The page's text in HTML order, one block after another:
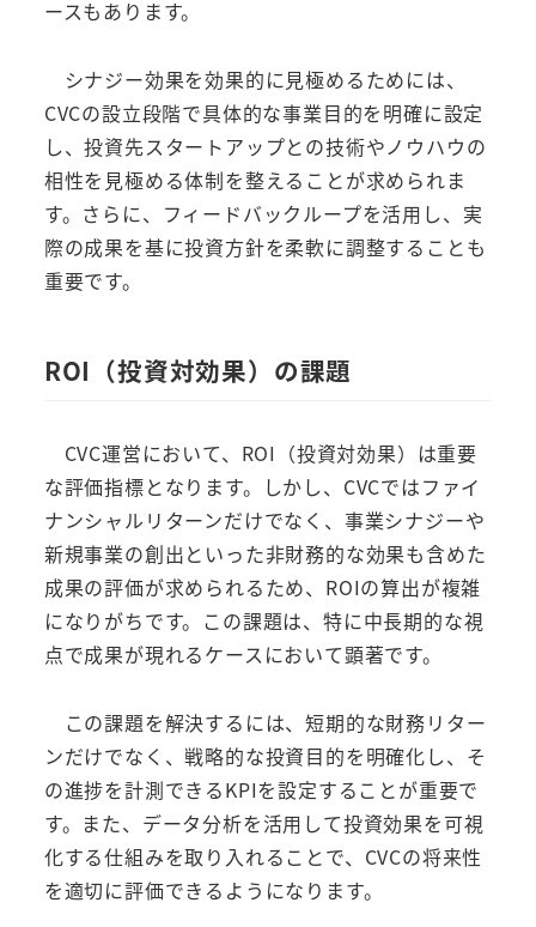
ースもあります。
シナジー効果を効果的に見極めるためには、
CVCの設立段階で具体的な事業目的を明確に設定
し、投資先スタートアップとの技術やノウハウの
相性を見極める体制を整えることが求められま
す。さらに、フィードバックループを活用し、実
際の成果を基に投資方針を柔軟に調整することも
重要です。
ROI（投資対効果）の課題
CVC運営において、ROI（投資対効果）は重要
な評価指標となります。しかし、CVCではファイ
ナンシャルリターンだけでなく、事業シナジーや
新規事業の創出といった非財務的な効果も含めた
成果の評価が求められるため、ROIの算出が複雑
になりがちです。この課題は、特に中長期的な視
点で成果が現れるケースにおいて顕著です。
この課題を解決するには、短期的な財務リター
ンだけでなく、戦略的な投資目的を明確化し、そ
の進捗を計測できるKPIを設定することが重要で
す。また、データ分析を活用して投資効果を可視
化する仕組みを取り入れることで、CVCの将来性
を適切に評価できるようになります。